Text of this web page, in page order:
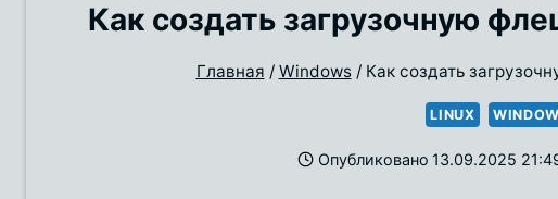
Как создать загрузочную
Главная / Windows / Как создать
LINUX
Опубликовано 13.09.2025